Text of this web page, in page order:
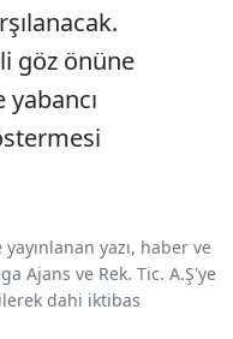
göz önüne
yabancı
yazı, haber ve
Ajans ve Rek. Tic. A.Ş'ye
dahi iktibas